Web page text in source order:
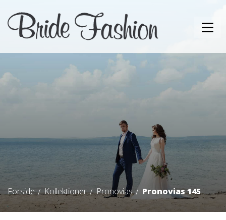
Forside Kollektioner Pronovias Pronovias 145